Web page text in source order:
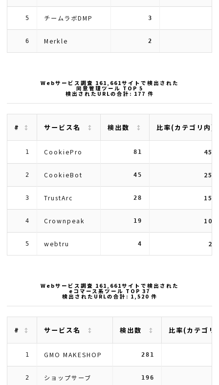
5 チームラボDMP 3
6 Merkle 2
Webサービス調査 161,661サイトで検出された
同意管理ツール TOP 5
検出されたURLの合計: 177 件
# サービス名 検出数 比率(カテゴリ内)
1 CookiePro 81
2 CookieBot 45
3 TrustArc 28
4 Crownpeak 19
5 webtru 4
Webサービス調査 161,661サイトで検出された
eコマース系ツール TOP 37
検出されたURLの合計: 1,520 件
# サービス名 検出数 比率(カテゴ
1 GMO MAKESHOP 281
2 ショップサーブ 196